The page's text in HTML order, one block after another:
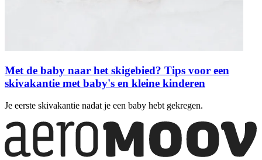
Met de baby naar het skigebied? Tips voor een
skivakantie met baby's en kleine kinderen
Je eerste skivakantie nadat je een baby hebt gekregen.